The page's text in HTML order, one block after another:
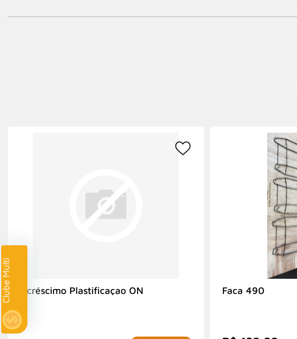
Acréscimo Plastificaçao ON Faca 490
Clube Multi